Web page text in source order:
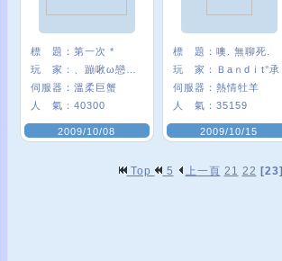
標 題： 第一次 *
玩 家：
伺服器： 溫柔巨蟹
人 氣： 40300
2009/10/08
標 題： 噢. 無聊死.
玩 家：
Ｂaｎdｉt°承
伺服器： 熱情牡羊
人 氣： 35159
2009/10/15
Top 5 上一頁 21 22 [23]